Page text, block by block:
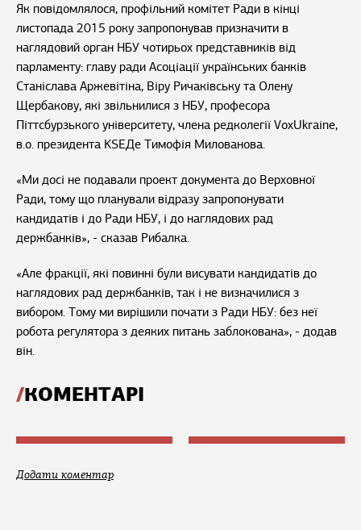
Як повідомлялося, профільний комітет Ради в кінці
листопада 2015 року запропонував призначити в
наглядовий орган НБУ чотирьох представників від
парламенту: главу ради Асоціації українських банків
Станіслава Аржевітіна, Віру Ричаківську та Олену
Щербакову, які звільнилися з НБУ, професора
Піттсбурзького університету, члена редколегії VoxUkraine,
в.о. президента KSEДе Тимофія Милованова.
«Ми досі не подавали проект документа до Верховної
Ради, тому що планували відразу запропонувати
кандидатів і до Ради НБУ, і до наглядових рад
держбанків», - сказав Рибалка.
«Але фракції, які повинні були висувати кандидатів до
наглядових рад держбанків, так і не визначилися з
вибором. Тому ми вирішили почати з Ради НБУ: без неї
робота регулятора з деяких питань заблокована», - додав
він.
КОМЕНТАРІ
Додати коментар